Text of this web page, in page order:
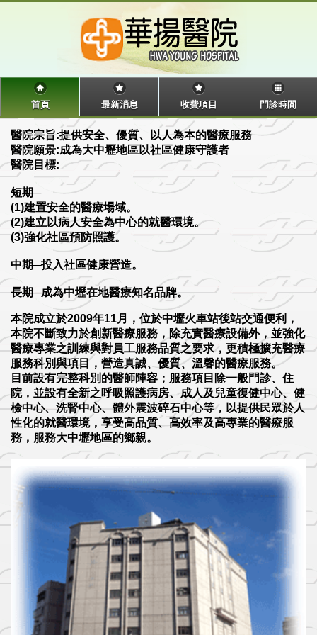
首頁 最新消息 收費項目 門診時間
醫院宗旨:提供安全、優質、以人為本的醫療服務
醫院願景:成為大中壢地區以社區健康守護者
醫院目標:
短期─
(1)建置安全的醫療場域。
(2)建立以病人安全為中心的就醫環境。
(3)強化社區預防照護。
中期─投入社區健康營造。
長期─成為中壢在地醫療知名品牌。
本院成立於2009年11月，位於中壢火車站後站交通便利，
本院不斷致力於創新醫療服務，除充實醫療設備外，並強化
醫療專業之訓練與對員工服務品質之要求，更積極擴充醫療
服務科別與項目，營造真誠、優質、溫馨的醫療服務。
目前設有完整科別的醫師陣容；服務項目除一般門診、住
院，並設有全新之呼吸照護病房、成人及兒童復健中心、健
檢中心、洗腎中心、體外震波碎石中心等，以提供民眾於人
性化的就醫環境，享受高品質、高效率及高專業的醫療服
務，服務大中壢地區的鄉親。